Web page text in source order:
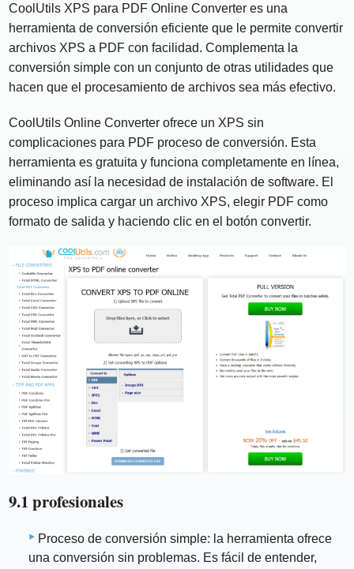
CoolUtils XPS para PDF Online Converter es una
herramienta de conversión eficiente que le permite convertir
archivos XPS a PDF con facilidad. Complementa la
conversión simple con un conjunto de otras utilidades que
hacen que el procesamiento de archivos sea más efectivo.
CoolUtils Online Converter ofrece un XPS sin
complicaciones para PDF proceso de conversión. Esta
herramienta es gratuita y funciona completamente en línea,
eliminando así la necesidad de instalación de software. El
proceso implica cargar un archivo XPS, elegir PDF como
formato de salida y haciendo clic en el botón convertir.
9.1 profesionales
Proceso de conversión simple: la herramienta ofrece
una conversión sin problemas. Es fácil de entender,